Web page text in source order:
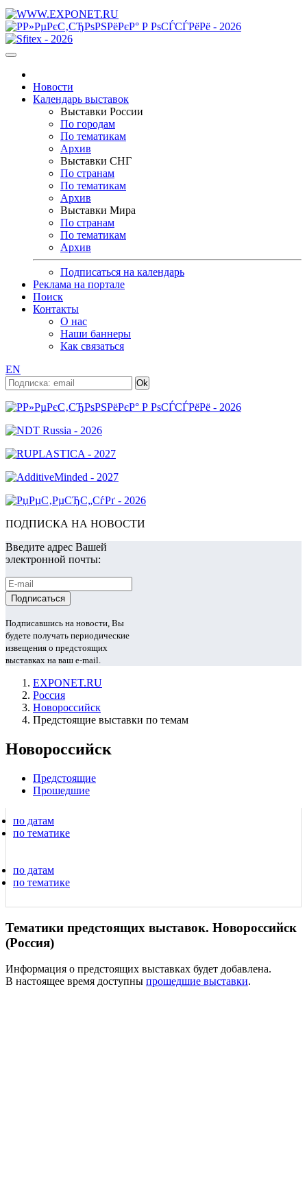
Новости
Календарь выставок
Выставки России
По городам
По тематикам
Архив
Выставки СНГ
По странам
По тематикам
Архив
Выставки Мира
По странам
По тематикам
Архив
Подписаться на календарь
Реклама на портале
Поиск
Контакты
О нас
Наши баннеры
Как связаться
EN
ПОДПИСКА НА НОВОСТИ
Введите адрес Вашей
электронной почты:
Подписавшись на новости, Вы
будете получать периодические
извещения о предстоящих
выставках на ваш e-mail.
EXPONET.RU
Россия
Новороссийск
Предстоящие выставки по темам
Новороссийск
Предстоящие
Прошедшие
по датам
по тематике
по датам
по тематике
Тематики предстоящих выставок. Новороссийск
(Россия)
Информация о предстоящих выставках будет добавлена.
В настоящее время доступны прошедшие выставки.